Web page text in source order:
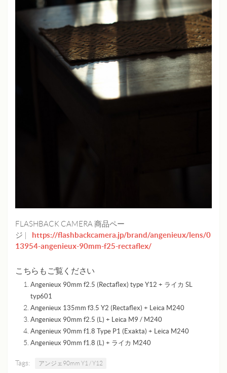
FLASHBACK CAMERA 商品ペー
ジ |
https://flashbackcamera.jp/brand/angenieux/lens/0
13954-angenieux-90mm-f25-rectaflex/
こちらもご覧ください
Angenieux 90mm f2.5 (Rectaflex) type Y12 + ライカ SL
typ601
Angenieux 135mm f3.5 Y2 (Rectaflex) + Leica M240
Angenieux 90mm f2.5 (L) + Leica M9 / M240
Angenieux 90mm f1.8 Type P1 (Exakta) + Leica M240
Angenieux 90mm f1.8 (L) + ライカ M240
Tags: アンジェ90mm Y1 / Y12